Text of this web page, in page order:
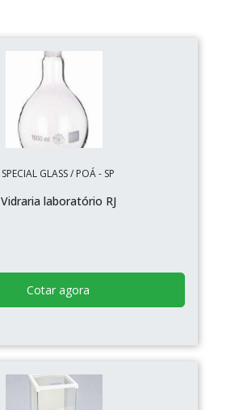
SPECIAL GLASS / POÁ - SP
Vidraria laboratório RJ
Cotar agora